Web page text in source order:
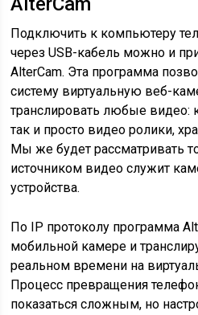
Подключить к компьютеру
через USB-кабель можно и
AlterCam. Эта программа
систему виртуальную веб-
транслировать любые видео:
так и просто видео ролики,
Мы же будет рассматривать
источником видео служит
устройства.
По IP протоколу программа
мобильной камере и
реальном времени на
Процесс превращения
показаться сложным, но